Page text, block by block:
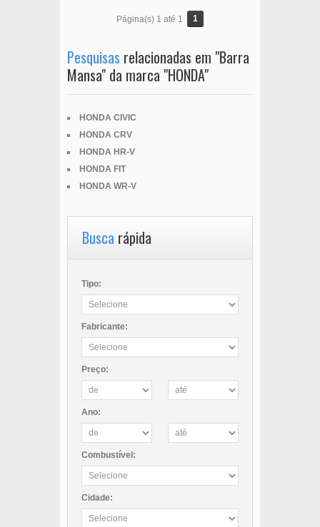
Página(s) 1 até 1 1
Pesquisas relacionadas em "Barra
Mansa" da marca "HONDA"
HONDA CIVIC
HONDA CRV
HONDA HR-V
HONDA FIT
HONDA WR-V
Busca rápida
Tipo:
Fabricante:
Preço:
Ano:
Combustível:
Cidade: